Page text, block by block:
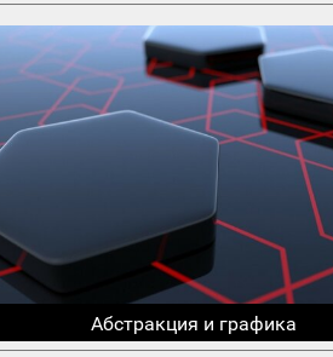
Абстракция и графика